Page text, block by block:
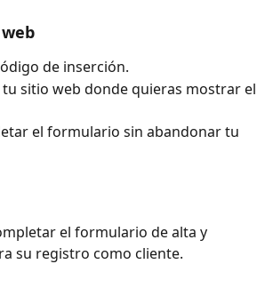
de inserción.
sitio web donde quieras mostrar el
el formulario sin abandonar tu
el formulario de alta y
su registro como cliente.